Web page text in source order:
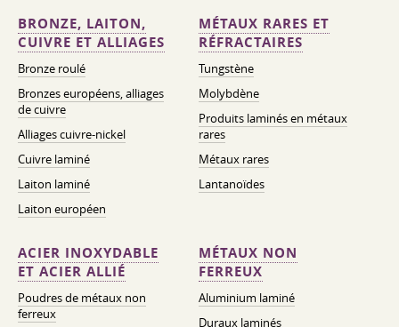
BRONZE, LAITON,
CUIVRE ET ALLIAGES
Bronze roulé
Bronzes européens, alliages
de cuivre
Alliages cuivre-nickel
Cuivre laminé
Laiton laminé
Laiton européen
MÉTAUX RARES ET
RÉFRACTAIRES
Tungstène
Molybdène
Produits laminés en métaux
rares
Métaux rares
Lantanoïdes
ACIER INOXYDABLE
ET ACIER ALLIÉ
Poudres de métaux non
ferreux
MÉTAUX NON
FERREUX
Aluminium laminé
Duraux laminés